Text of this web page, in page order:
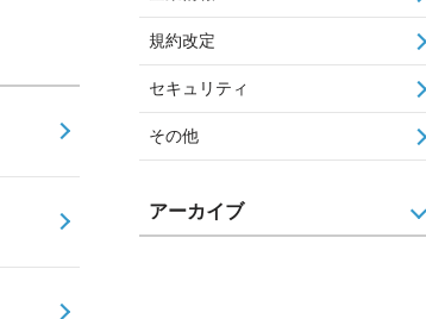
規約改定
セキュリティ
その他
アーカイブ